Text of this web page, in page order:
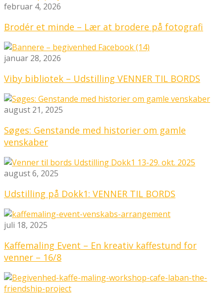
februar 4, 2026
Brodér et minde – Lær at brodere på fotografi
januar 28, 2026
Viby bibliotek – Udstilling VENNER TIL BORDS
august 21, 2025
Søges: Genstande med historier om gamle
venskaber
august 6, 2025
Udstilling på Dokk1: VENNER TIL BORDS
juli 18, 2025
Kaffemaling Event – En kreativ kaffestund for
venner – 16/8